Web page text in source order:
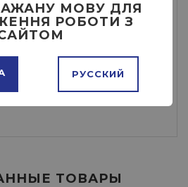
Темный венге. Белый
ТОВАРЫ
МОВУ ДЛЯ
РОБОТИ З
РУССКИЙ